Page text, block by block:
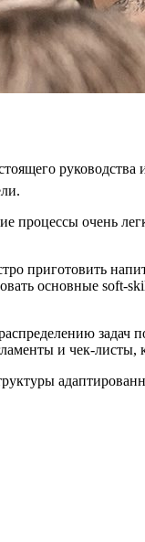
процессы очень
приготовить
основные soft-
задач
и чек-